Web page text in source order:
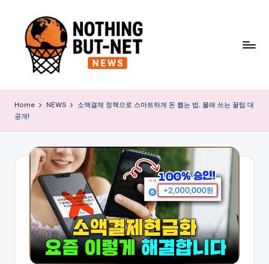
content
o
t
Home NEWS
소액결제 정책으로 스마트하게 돈 뽑는 법, 몰래 쓰는 꿀팁 대
공개!